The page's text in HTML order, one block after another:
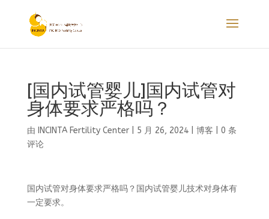
[国内试管婴儿]国内试管对
身体要求严格吗？
由 INCINTA Fertility Center| 5 月 26, 2024| 博客
0 条
评论
国内试管对身体要求严格吗？国内试管婴儿技术对身体有
一定要求。